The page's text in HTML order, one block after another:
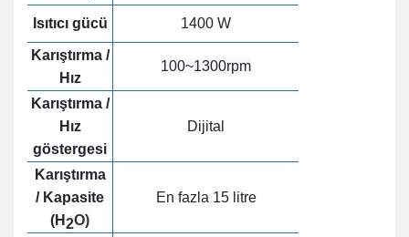
Isıtıcı gücü 1400 W
Karıştırma /
Hız
100~1300rpm
Karıştırma /
Hız
göstergesi
Dijital
Karıştırma
/ Kapasite
(H2O)
En fazla 15 litre